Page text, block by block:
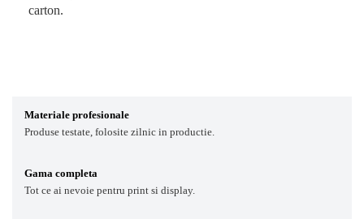
carton.
Materiale profesionale
Produse testate, folosite zilnic in productie.
Gama completa
Tot ce ai nevoie pentru print si display.